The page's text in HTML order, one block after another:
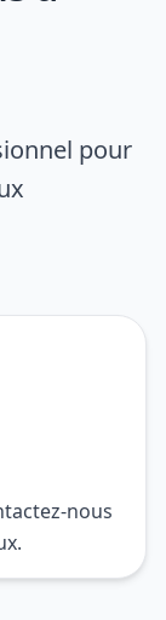
pour
nous